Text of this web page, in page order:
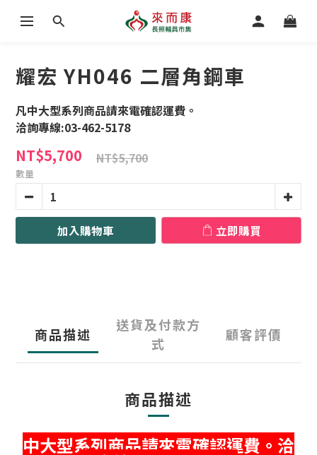
耀宏 YH046 二層角鋼車
凡中大型系列商品請來電確認運費。
洽詢專線:03-462-5178
NT$5,700 NT$5,700
數量
加入購物車 立即購買
商品描述
送貨及付款方
式
顧客評價
商品描述
中大型系列商品請來電確認運費。洽